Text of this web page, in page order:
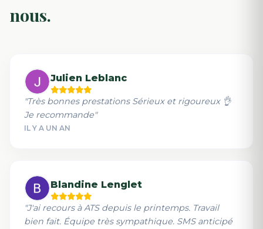
nous.
Julien Leblanc
"Très bonnes prestations Sérieux et rigoureux 👌
Je recommande"
IL Y A UN AN
Blandine Lenglet
"J'ai recours à ATS depuis le printemps. Travail
bien fait. Équipe très sympathique. SMS anticipé